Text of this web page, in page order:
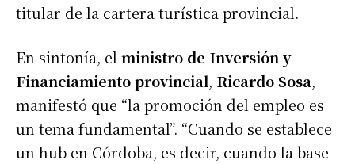
titular de la cartera turística provincial.
En sintonía, el ministro de Inversión y
Financiamiento provincial, Ricardo Sosa,
manifestó que “la promoción del empleo es
un tema fundamental”. “Cuando se establece
un hub en Córdoba, es decir, cuando la base